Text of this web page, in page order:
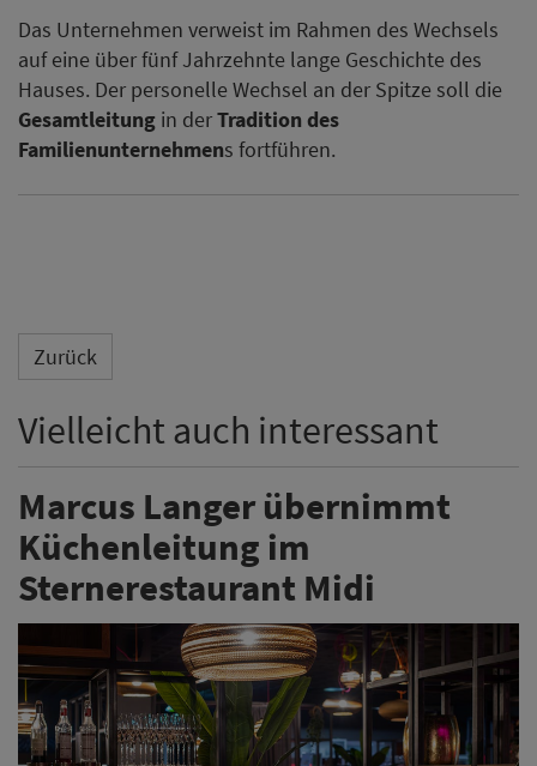
Das Unternehmen verweist im Rahmen des Wechsels
auf eine über fünf Jahrzehnte lange Geschichte des
Hauses. Der personelle Wechsel an der Spitze soll die
Gesamtleitung in derTradition des
Familienunternehmens fortführen.
Zurück
Vielleicht auch interessant
Marcus Langer übernimmt
Küchenleitung im
Sternerestaurant Midi